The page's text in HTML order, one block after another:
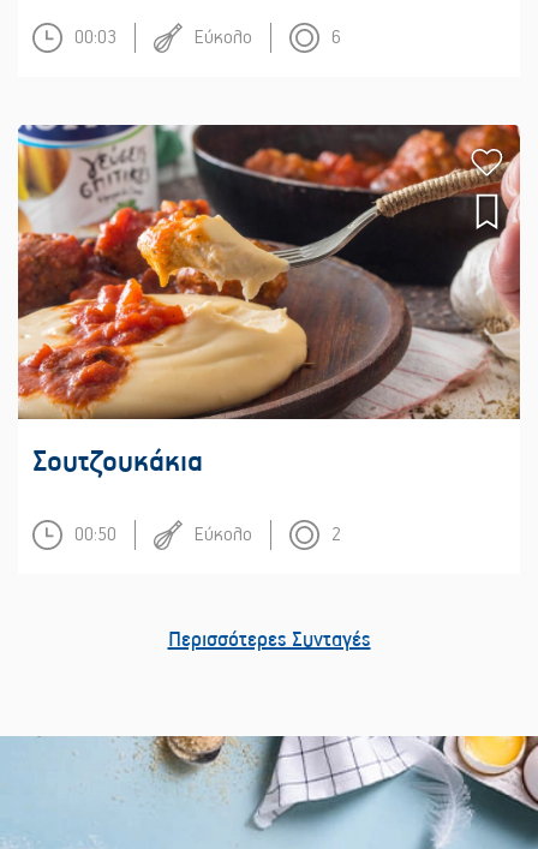
00:03 Εύκολο 6
Σουτζουκάκια
00:50 Εύκολο 2
Περισσότερες Συνταγές